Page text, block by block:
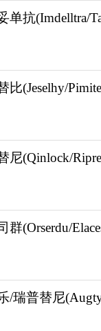
日2次（间隔约
时，跳过漏服
可降至150mg
≥20%）及处
单抗(Imdelltra/
比(Jeselhy/
尼(Qinlock/
群(Orserdu/
/瑞普替尼